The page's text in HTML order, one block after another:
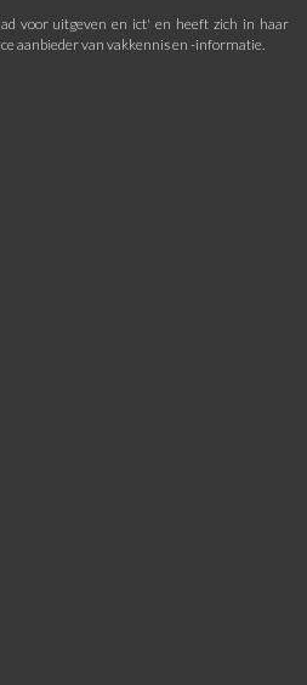
voor uitgeven en ict' en heeft zich in haar
aanbieder van vakkennis en -informatie.